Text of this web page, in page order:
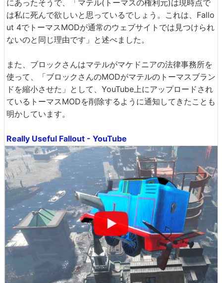
にあったそうで、「マテル(トーマスの権利元)は現時点で
は私に死んで欲しいと思っているでしょう。これは、Fallo
ut 4でトーマスMODが通常のウェブサイトでは見つけられ
ないのと同じ理由です」と述べました。
また、ブロックさんはマテルがマケドニアの法律事務所を
使って、「ブロックさんのMODがマテルのトーマスブラン
ドを縮小させた」として、YouTube上にアップロードされ
ているトーマスMODを削除するように通知してきたことも
明かしています。
Really Useful Fallout - YouTube